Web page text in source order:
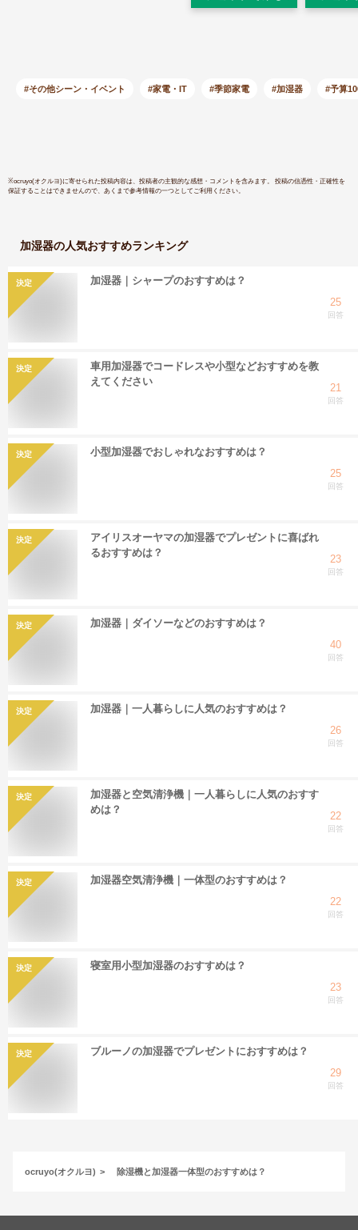
ング不可
#その他シーン・イベント #家電・IT #季節家電 #加湿器 #予算
※ocruyo(オクルヨ)に寄せられた投稿内容は、投稿者の主観的な感想・コメントを含みます。 投稿の信憑性・正確性を
保証することはできませんので、あくまで参考情報の一つとしてご利用ください。
加湿器の人気おすすめランキング
決定
加湿器｜シャープのおすすめは？
25
回答
決定
車用加湿器でコードレスや小型などおすすめを教
えてください
21
回答
決定
小型加湿器でおしゃれなおすすめは？
25
回答
決定
アイリスオーヤマの加湿器でプレゼントに喜ばれ
るおすすめは？
23
回答
決定
加湿器｜ダイソーなどのおすすめは？
40
回答
決定
加湿器｜一人暮らしに人気のおすすめは？
26
回答
決定
加湿器と空気清浄機｜一人暮らしに人気のおすす
めは？
22
回答
決定
加湿器空気清浄機｜一体型のおすすめは？
22
回答
決定
寝室用小型加湿器のおすすめは？
23
回答
決定
ブルーノの加湿器でプレゼントにおすすめは？
29
回答
ocruyo(オクルヨ) 除湿機と加湿器一体型のおすすめは？